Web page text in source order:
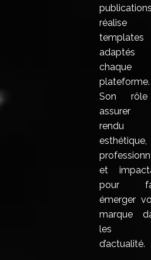
réalise
templates
chaque
plateforme.
Son
assurer
rendu
esthétique,
et
pour
émerger
marque
les
d’actualité.